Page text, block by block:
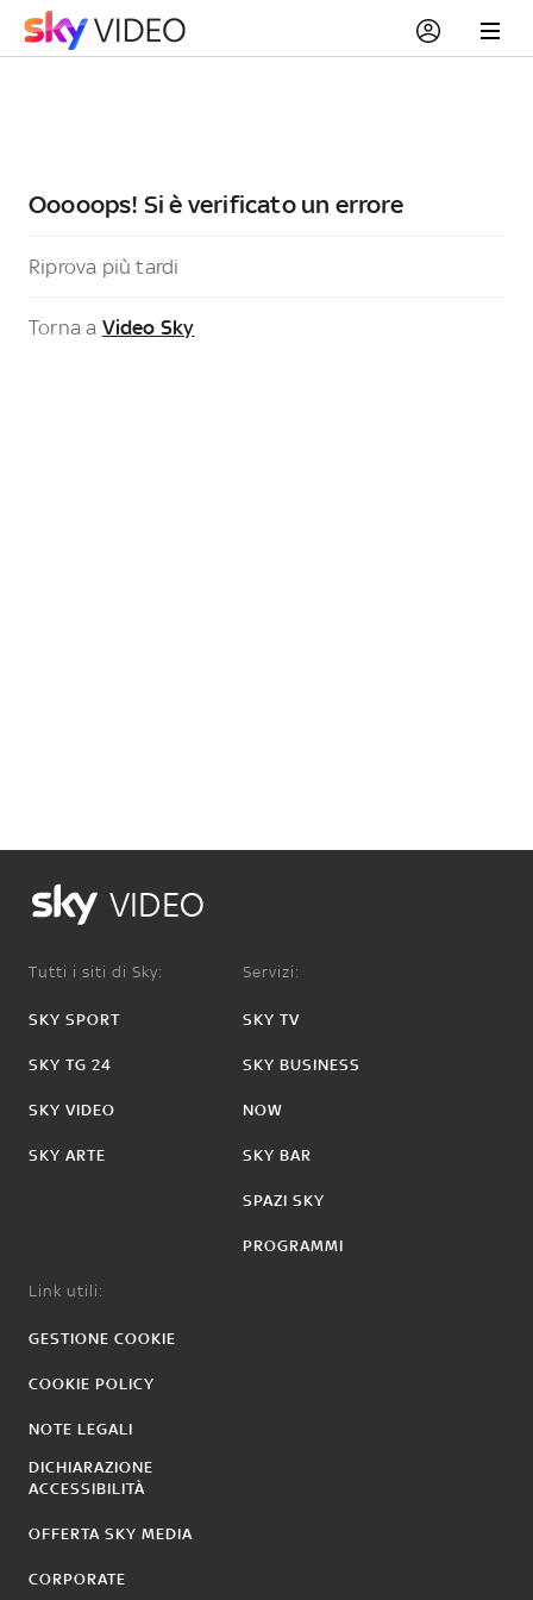
Ooooops! Si è verificato un errore
Riprova più tardi
Torna a Video Sky
VIDEO
Tutti i siti di Sky:
SKY SPORT
SKY TG 24
SKY VIDEO
SKY ARTE
Servizi:
SKY TV
SKY BUSINESS
NOW
SKY BAR
SPAZI SKY
PROGRAMMI
Link utili:
GESTIONE COOKIE
COOKIE POLICY
NOTE LEGALI
DICHIARAZIONE
ACCESSIBILITÀ
OFFERTA SKY MEDIA
CORPORATE